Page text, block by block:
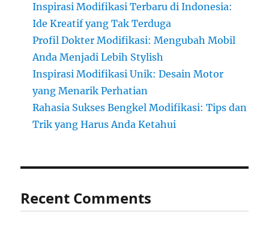
Inspirasi Modifikasi Terbaru di Indonesia:
Ide Kreatif yang Tak Terduga
Profil Dokter Modifikasi: Mengubah Mobil
Anda Menjadi Lebih Stylish
Inspirasi Modifikasi Unik: Desain Motor
yang Menarik Perhatian
Rahasia Sukses Bengkel Modifikasi: Tips dan
Trik yang Harus Anda Ketahui
Recent Comments